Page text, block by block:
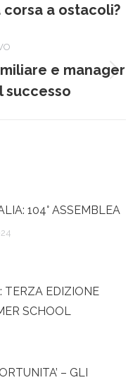
a ostacoli?
e manager
successo
104° ASSEMBLEA
TERZA EDIZIONE
SCHOOL
– GLI